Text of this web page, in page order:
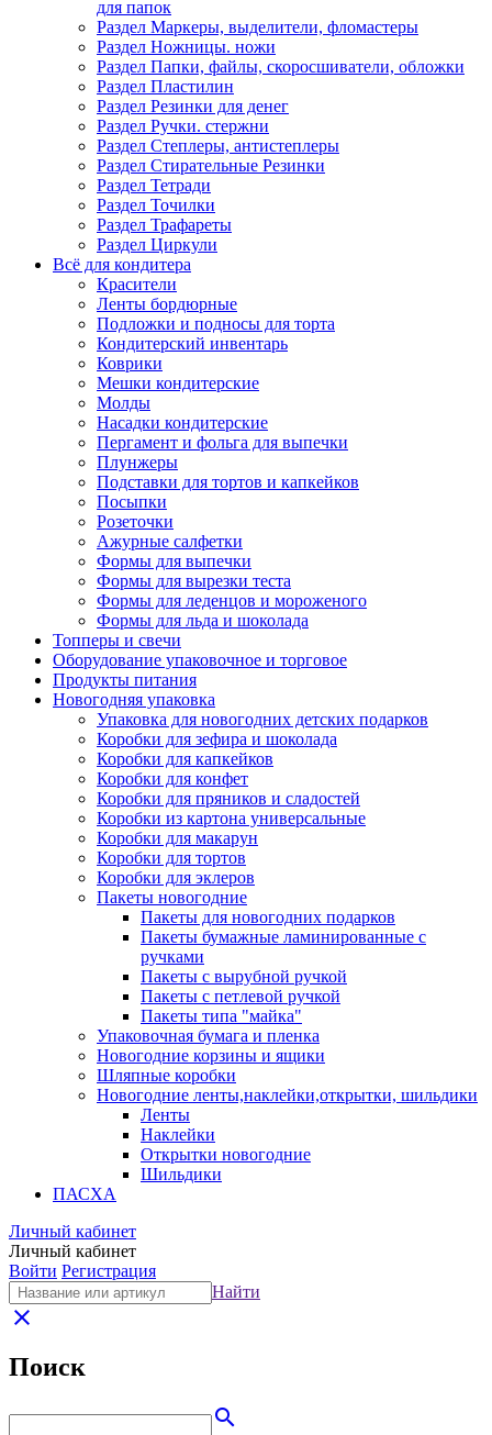
для папок
Раздел Маркеры, выделители, фломастеры
Раздел Ножницы. ножи
Раздел Папки, файлы, скоросшиватели, обложки
Раздел Пластилин
Раздел Резинки для денег
Раздел Ручки. стержни
Раздел Степлеры, антистеплеры
Раздел Стирательные Резинки
Раздел Тетради
Раздел Точилки
Раздел Трафареты
Раздел Циркули
Всё для кондитера
Красители
Ленты бордюрные
Подложки и подносы для торта
Кондитерский инвентарь
Коврики
Мешки кондитерские
Молды
Насадки кондитерские
Пергамент и фольга для выпечки
Плунжеры
Подставки для тортов и капкейков
Посыпки
Розеточки
Ажурные салфетки
Формы для выпечки
Формы для вырезки теста
Формы для леденцов и мороженого
Формы для льда и шоколада
Топперы и свечи
Оборудование упаковочное и торговое
Продукты питания
Новогодняя упаковка
Упаковка для новогодних детских подарков
Коробки для зефира и шоколада
Коробки для капкейков
Коробки для конфет
Коробки для пряников и сладостей
Коробки из картона универсальные
Коробки для макарун
Коробки для тортов
Коробки для эклеров
Пакеты новогодние
Пакеты для новогодних подарков
Пакеты бумажные ламинированные с
ручками
Пакеты с вырубной ручкой
Пакеты с петлевой ручкой
Пакеты типа "майка"
Упаковочная бумага и пленка
Новогодние корзины и ящики
Шляпные коробки
Новогодние ленты,наклейки,открытки, шильдики
Ленты
Наклейки
Открытки новогодние
Шильдики
ПАСХА
Личный кабинет
Личный кабинет
Войти Регистрация
Найти
close
Поиск
search